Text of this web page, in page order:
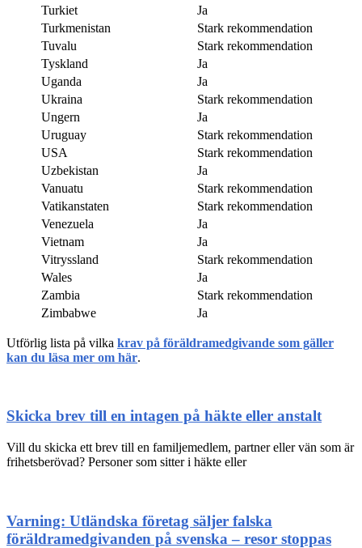
Turkiet
Ja
Turkmenistan
Stark rekommendation
Tuvalu
Stark rekommendation
Tyskland
Ja
Uganda
Ja
Ukraina
Stark rekommendation
Ungern
Ja
Uruguay
Stark rekommendation
USA
Stark rekommendation
Uzbekistan
Ja
Vanuatu
Stark rekommendation
Vatikanstaten
Stark rekommendation
Venezuela
Ja
Vietnam
Ja
Vitryssland
Stark rekommendation
Wales
Ja
Zambia
Stark rekommendation
Zimbabwe
Ja
Utförlig lista på vilka krav på föräldramedgivande som gäller
kan du läsa mer om här.
Skicka brev till en intagen på häkte eller anstalt
Vill du skicka ett brev till en familjemedlem, partner eller vän som är
frihetsberövad? Personer som sitter i häkte eller
Varning: Utländska företag säljer falska
föräldramedgivanden på svenska – resor stoppas